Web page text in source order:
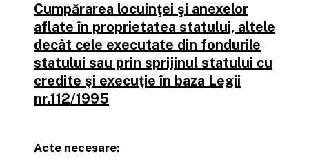
Cumpărarea locuinţei şi anexelor
aflate în proprietatea statului, altele
decât cele executate din fondurile
statului sau prin sprijinul statului cu
credite şi execuţie în baza Legii
nr.112/1995
Acte necesare: